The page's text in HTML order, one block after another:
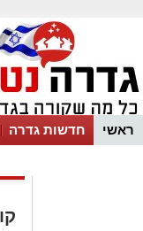
ראשי חדשות גדרה